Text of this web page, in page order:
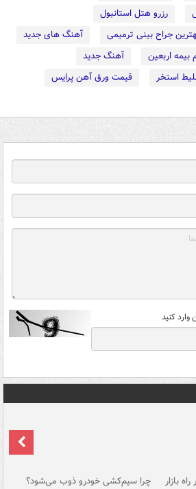
رزرو هتل استانبول
جراح بینی ترمیمی
آهنگ های جدید
بیمه اربعین
آهنگ جدید
استخر
قیمت ورق آهن پرایس
کنید
بازار چرا سیم‌کشی خودرو ذوب می‌شود؟